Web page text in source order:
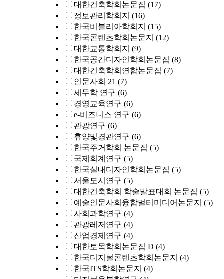
대한건축학회논문집 (17)
정보관리학회지 (16)
한국비블리아학회지 (15)
한국콘텐츠학회논문지 (12)
대한교통학회지 (9)
한국공간디자인학회논문집 (8)
대한건축학회연합논문집 (7)
인문사회 21 (7)
세무학 연구 (6)
경영교육연구 (6)
e-비즈니스 연구 (6)
관광연구 (6)
휴양및경관연구 (6)
한국주거학회 논문집 (5)
국제회계연구 (5)
한국실내디자인학회논문집 (5)
서울도시연구 (5)
대한건축학회 학술발표대회 논문집 (5)
예술인문사회융합멀티미디어논문지 (5)
사회과학연구 (4)
관광레저연구 (4)
산업경제연구 (4)
대한토목학회논문집 D (4)
한국디지털콘텐츠학회논문지 (4)
한국ITS학회논문지 (4)